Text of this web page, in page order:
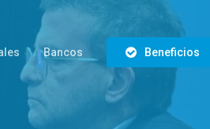
Bancos Beneficios